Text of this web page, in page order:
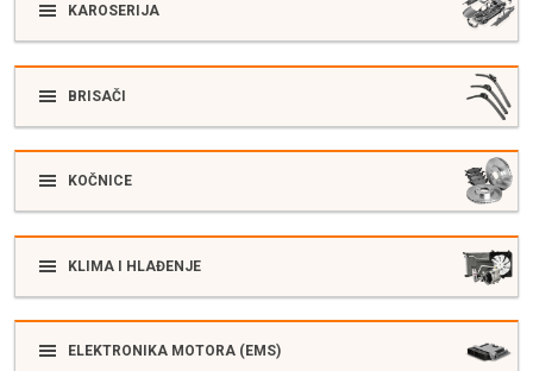
KAROSERIJA
BRISAČI
KOČNICE
KLIMA I HLAĐENJE
ELEKTRONIKA MOTORA (EMS)